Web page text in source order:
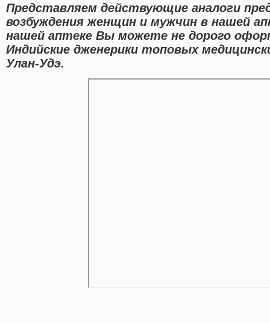
Представляем действующие аналоги
возбуждения женщин и мужчин в нашей
нашей аптеке Вы можете не дорого
Индийские дженерики топовых
Улан-Удэ.